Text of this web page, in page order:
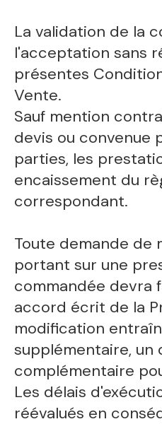
La validation de la
l'acceptation sans
présentes
Vente.
Sauf mention
devis ou convenue
parties, les
encaissement du
correspondant.
Toute demande de
portant sur une
commandée devra
accord écrit de la
modification
supplémentaire, un
complémentaire
Les délais
réévalués en